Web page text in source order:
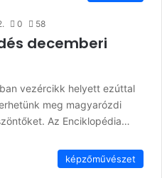
0 58
decemberi
vezércikk helyett ezúttal
meg magyarózdi
Az Enciklopédia…
képzőművészet